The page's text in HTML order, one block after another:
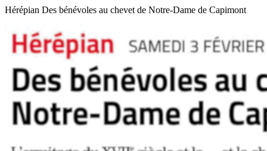
Hérépian Des bénévoles au chevet de Notre-Dame de Capimont